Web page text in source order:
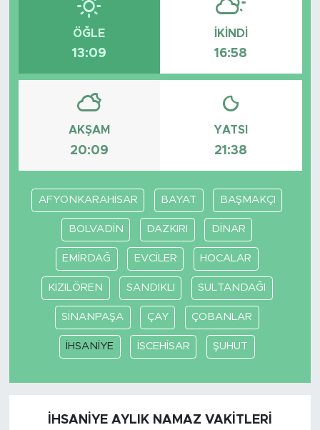
ÖĞLE
13:09
İKINDI
16:58
AKŞAM
20:09
YATSI
21:38
AFYONKARAHİSAR BAYAT BAŞMAKÇI
BOLVADİN DAZKIRI DİNAR
EMİRDAĞ EVCİLER HOCALAR
KIZILÖREN SANDIKLI SULTANDAĞI
SİNANPAŞA ÇAY ÇOBANLAR
İHSANİYE İSCEHİSAR ŞUHUT
İHSANİYE AYLIK NAMAZ VAKITLERI